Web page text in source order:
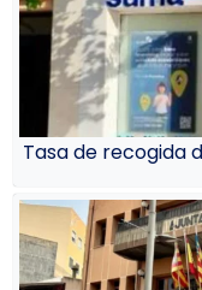
Tasa de recogida